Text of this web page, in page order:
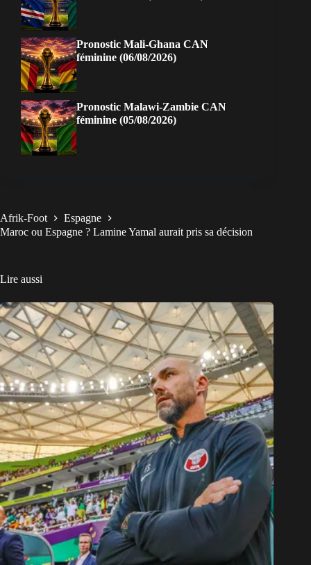
Pronostic Mali-Ghana CAN
féminine (06/08/2026)
Pronostic Malawi-Zambie CAN
féminine (05/08/2026)
Afrik-Foot
Espagne
Maroc ou Espagne ? Lamine Yamal aurait pris sa décision
Lire aussi